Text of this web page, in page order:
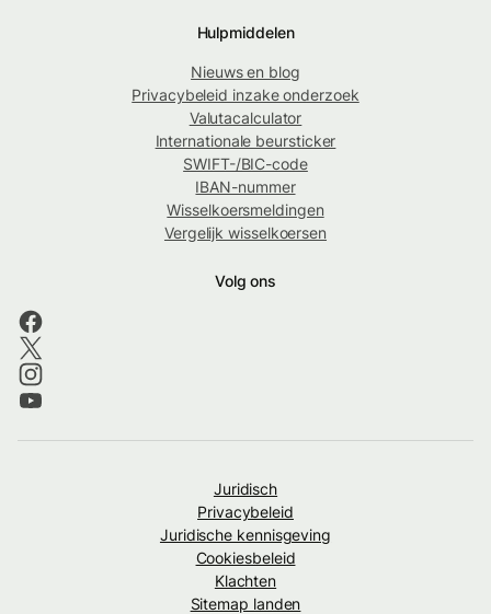
Hulpmiddelen
Nieuws en blog
Privacybeleid inzake onderzoek
Valutacalculator
Internationale beursticker
SWIFT-/BIC-code
IBAN-nummer
Wisselkoersmeldingen
Vergelijk wisselkoersen
Volg ons
Juridisch
Privacybeleid
Juridische kennisgeving
Cookiesbeleid
Klachten
Sitemap landen